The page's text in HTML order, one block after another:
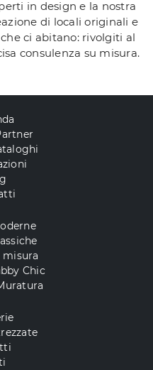
in design e la nostra
di locali originali e
ci abitano: rivolgiti al
consulenza su misura.
misura
Chic